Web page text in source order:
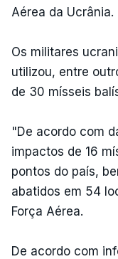
Aérea da Ucrânia.
Os militares
utilizou, entre
de 30 mísseis
"De acordo com
impactos de 16
pontos do país,
abatidos em 54
Força Aérea.
De acordo com